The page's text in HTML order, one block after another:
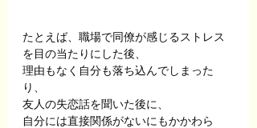
たとえば、職場で同僚が感じるストレス
を目の当たりにした後、
理由もなく自分も落ち込んでしまった
り、
友人の失恋話を聞いた後に、
自分には直接関係がないにもかかわら